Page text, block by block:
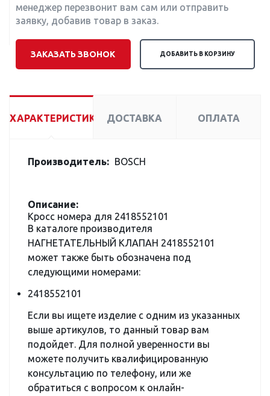
менеджер перезвонит вам сам или отправить
заявку, добавив товар в заказ.
ЗАКАЗАТЬ ЗВОНОК ДОБАВИТЬ В КОРЗИНУ
ХАРАКТЕРИСТИКИ ДОСТАВКА ОПЛАТА
Производитель: BOSCH
Описание:
Кросс номера для 2418552101
В каталоге производителя
НАГНЕТАТЕЛЬНЫЙ КЛАПАН 2418552101
может также быть обозначена под
следующими номерами:
2418552101
Если вы ищете изделие с одним из указанных
выше артикулов, то данный товар вам
подойдет. Для полной уверенности вы
можете получить квалифицированную
консультацию по телефону, или же
обратиться с вопросом к онлайн-